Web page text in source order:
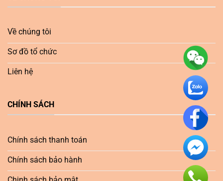
Về chúng tôi
Sơ đồ tổ chức
Liên hệ
CHÍNH SÁCH
Chính sách thanh toán
Chính sách bảo hành